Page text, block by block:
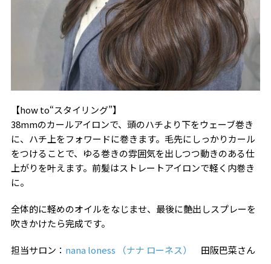
【how to“スタイリング”】
38mmのカールアイロンで、頭のハチより下をウェーブ巻き
に、ハチ上をフォワードに巻きます。毛先にしっかりカール
をつけることで、ゆる巻きの雰囲気を出しつつ動きのある仕
上がりを叶えます。前髪はストレートアイロンで軽く内巻き
に。
全体的に軽めのオイルをなじませ、最後に艶出しスプレーを
吹きかけたら完成です。
担当サロン： nana loness （ナナ ローネス） 田阪巴菜さん